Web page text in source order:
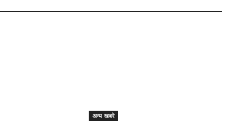
अन्य खबरे